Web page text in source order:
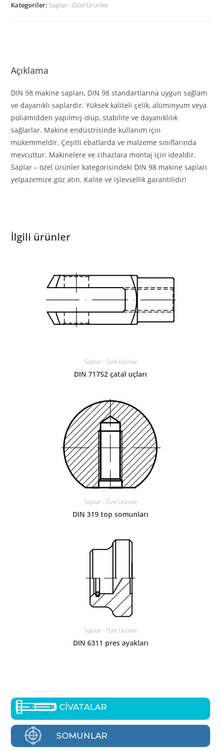
Kategoriler: Saplar - Özel Ürünler
Açıklama
DIN 98 makine sapları, DIN 98 standartlarına uygun sağlam
ve dayanıklı saplardır. Yüksek kaliteli çelik, alüminyum veya
poliamidden yapılmış olup, stabilite ve dayanıklılık
sağlarlar. Makine endüstrisinde kullanım için
mükemmeldir. Çeşitli ebatlarda ve malzeme sınıflarında
mevcuttur. Makinelere ve cihazlara montaj için idealdir.
Saplar – özel ürünler kategorisindeki DIN 98 makine sapları
yelpazemize göz atın. Kalite ve işlevsellik garantilidir!
İlgili ürünler
Saplar - Özel Ürünler
DIN 71752 çatal uçları
Saplar - Özel Ürünler
DIN 319 top somunları
Saplar - Özel Ürünler
DIN 6311 pres ayakları
CİVATALAR
SOMUNLAR